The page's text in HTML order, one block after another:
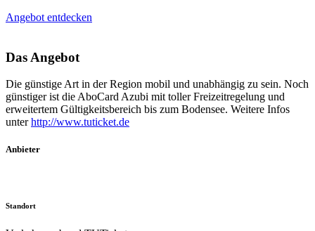
Angebot entdecken
Das Angebot
Die günstige Art in der Region mobil und unabhängig zu sein. Noch
günstiger ist die AboCard Azubi mit toller Freizeitregelung und
erweitertem Gültigkeitsbereich bis zum Bodensee. Weitere Infos
unterhttp://www.tuticket.de
Anbieter
Standort